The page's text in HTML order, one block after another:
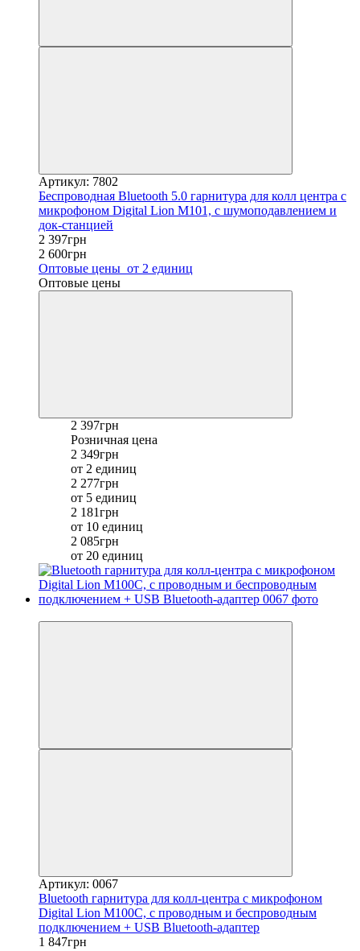
Артикул: 7802
Беспроводная Bluetooth 5.0 гарнитура для колл центра с
микрофоном Digital Lion M101, с шумоподавлением и
док-станцией
2 397грн
2 600грн
Оптовые цены от 2 единиц
Оптовые цены
2 397грн
Розничная цена
2 349грн
от 2 единиц
2 277грн
от 5 единиц
2 181грн
от 10 единиц
2 085грн
от 20 единиц
Артикул: 0067
Bluetooth гарнитура для колл-центра с микрофоном
Digital Lion M100C, с проводным и беспроводным
подключением + USB Bluetooth-адаптер
1 847грн